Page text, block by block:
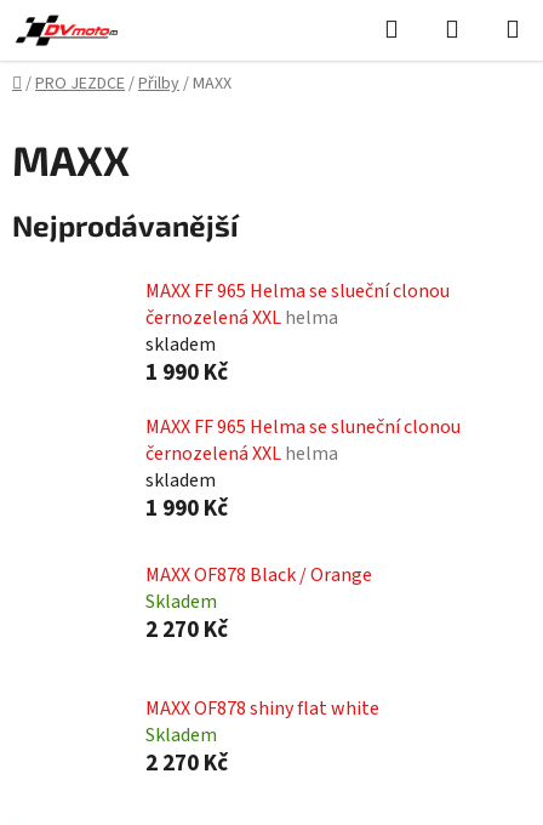
Přejít
na
obsah
Hledat
KOŠÍK
Domů
/PRO JEZDCE/Přilby/MAXX
MAXX
Nejprodávanější
MAXX FF 965 Helma se slueční clonou
černozelená XXLhelma
skladem
1 990 Kč
MAXX FF 965 Helma se sluneční clonou
černozelená XXLhelma
skladem
1 990 Kč
MAXX OF878 Black / Orange
Skladem
2 270 Kč
MAXX OF878 shiny flat white
Skladem
2 270 Kč